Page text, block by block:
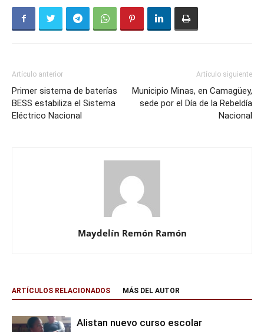
Artículo anterior
Primer sistema de baterías
BESS estabiliza el Sistema
Eléctrico Nacional
Artículo siguiente
Municipio Minas, en Camagüey,
sede por el Día de la Rebeldía
Nacional
Maydelín Remón Ramón
ARTÍCULOS RELACIONADOS MÁS DEL AUTOR
Alistan nuevo curso escolar